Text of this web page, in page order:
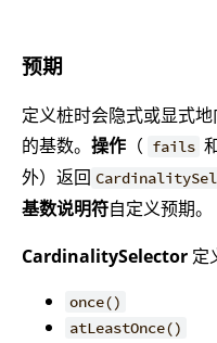
预期
定义桩时会隐式或显式
的基数。 操作 （ fails
外）返回
基数说明符自定义预期。
CardinalitySelector 定
once()
atLeastOnce()